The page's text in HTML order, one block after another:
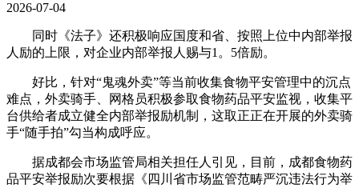
2026-07-04
同时《法子》还积极响应国度和省、按照上位中内部举报
人励的上限，对企业内部举报人赐与1。5倍励。
好比，针对“鬼魂外卖”等当前收集食物平安管理中的沉点
难点，外卖骑手、网格员积极参取食物药品平安监视，收集平
台供给者成立健全内部举报励机制，这取正正在开展的外卖骑
手“随手拍”勾当构成呼应。
据成都会市场监管局相关担任人引见，目前，成都食物药
品平安举报励次要根据《四川省市场监管范畴严沉违法行为举